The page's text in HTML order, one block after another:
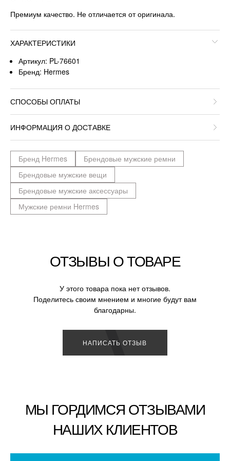
Премиум качество. Не отличается от оригинала.
ХАРАКТЕРИСТИКИ
Артикул: PL-76601
Бренд: Hermes
СПОСОБЫ ОПЛАТЫ
ИНФОРМАЦИЯ О ДОСТАВКЕ
Бренд Hermes
Брендовые мужские ремни
Брендовые мужские вещи
Брендовые мужские аксессуары
Мужские ремни Hermes
ОТЗЫВЫ О ТОВАРЕ
У этого товара пока нет отзывов.
Поделитесь своим мнением и многие будут вам
благодарны.
НАПИСАТЬ ОТЗЫВ
МЫ ГОРДИМСЯ ОТЗЫВАМИ
НАШИХ КЛИЕНТОВ